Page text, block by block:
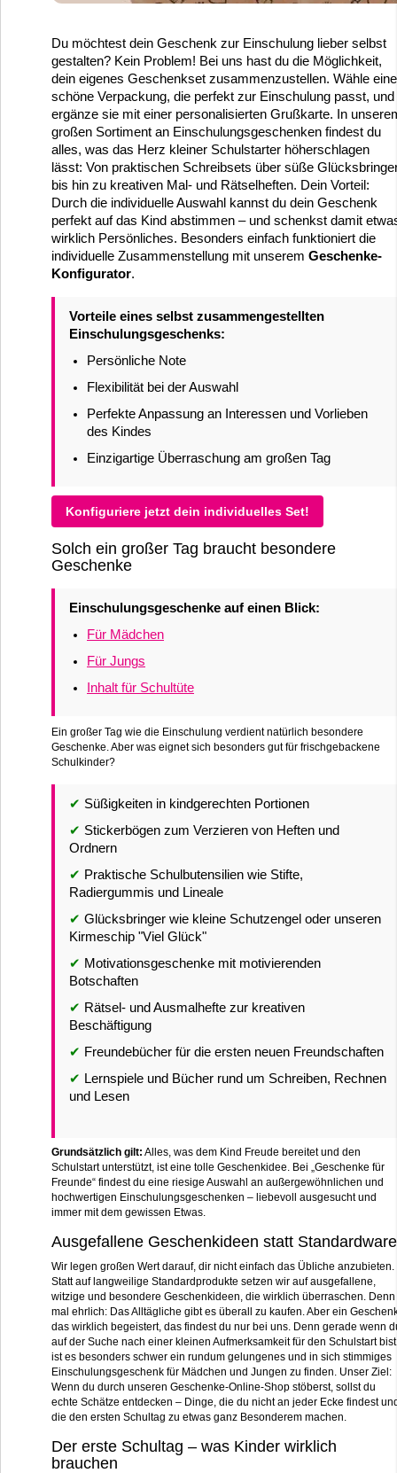
Du möchtest dein Geschenk zur Einschulung lieber selbst
gestalten? Kein Problem! Bei uns hast du die Möglichkeit,
dein eigenes Geschenkset zusammenzustellen. Wähle eine
schöne Verpackung, die perfekt zur Einschulung passt, und
ergänze sie mit einer personalisierten Grußkarte. In
großen Sortiment an Einschulungsgeschenken findest du
alles, was das Herz kleiner Schulstarter höherschlagen
lässt: Von praktischen Schreibsets über süße
bis hin zu kreativen Mal- und Rätselheften. Dein Vorteil:
Durch die individuelle Auswahl kannst du dein Geschenk
perfekt auf das Kind abstimmen – und schenkst damit
wirklich Persönliches. Besonders einfach funktioniert die
individuelle Zusammenstellung mit unserem Geschenke-
Konfigurator.
Vorteile eines selbst zusammengestellten
Einschulungsgeschenks:
Persönliche Note
Flexibilität bei der Auswahl
Perfekte Anpassung an Interessen und Vorlieben
des Kindes
Einzigartige Überraschung am großen Tag
Konfiguriere jetzt dein individuelles Set!
Solch ein großer Tag braucht besondere
Geschenke
Einschulungsgeschenke auf einen Blick:
Für Mädchen
Für Jungs
Inhalt für Schultüte
Ein großer Tag wie die Einschulung verdient natürlich besondere
Geschenke. Aber was eignet sich besonders gut für frischgebackene
Schulkinder?
✔ Süßigkeiten in kindgerechten Portionen
✔ Stickerbögen zum Verzieren von Heften und
Ordnern
✔ Praktische Schulbutensilien wie Stifte,
Radiergummis und Lineale
✔ Glücksbringer wie kleine Schutzengel oder unseren
Kirmeschip "Viel Glück"
✔ Motivationsgeschenke mit motivierenden
Botschaften
✔ Rätsel- und Ausmalhefte zur kreativen
Beschäftigung
✔ Freundebücher für die ersten neuen Freundschaften
✔ Lernspiele und Bücher rund um Schreiben, Rechnen
und Lesen
Grundsätzlich gilt: Alles, was dem Kind Freude bereitet und den
Schulstart unterstützt, ist eine tolle Geschenkidee. Bei „Geschenke für
Freunde“ findest du eine riesige Auswahl an außergewöhnlichen und
hochwertigen Einschulungsgeschenken – liebevoll ausgesucht und
immer mit dem gewissen Etwas.
Ausgefallene Geschenkideen statt Standardware
Wir legen großen Wert darauf, dir nicht einfach das Übliche anzubieten.
Statt auf langweilige Standardprodukte setzen wir auf ausgefallene,
witzige und besondere Geschenkideen, die wirklich überraschen. Denn
mal ehrlich: Das Alltägliche gibt es überall zu kaufen. Aber ein
das wirklich begeistert, das findest du nur bei uns. Denn gerade wenn
auf der Suche nach einer kleinen Aufmerksamkeit für den Schulstart
ist es besonders schwer ein rundum gelungenes und in sich stimmiges
Einschulungsgeschenk für Mädchen und Jungen zu finden. Unser Ziel:
Wenn du durch unseren Geschenke-Online-Shop stöberst, sollst du
echte Schätze entdecken – Dinge, die du nicht an jeder Ecke findest
die den ersten Schultag zu etwas ganz Besonderem machen.
Der erste Schultag – was Kinder wirklich
brauchen